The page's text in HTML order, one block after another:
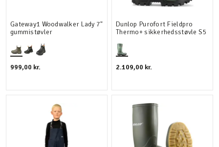
Gateway1 Woodwalker Lady 7"
gummistøvler
999,00 kr.
Dunlop Purofort Fieldpro
Thermo+ sikkerhedsstøvle S5
2.109,00 kr.